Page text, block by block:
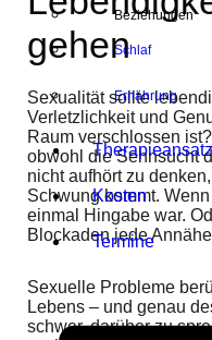
Beziehungen
Schlaf
Ernährung
Therapieansatz
Kosten
Termine
gehen
Sexualität sollte
Verletzlichkeit und
Raum verschlossen
obwohl die Sehnsucht
nicht aufhört zu
Schwung kommt.
einmal Hingabe war.
Blockaden jede
Sexuelle Probleme
Lebens – und genau
schwer, darüber zu